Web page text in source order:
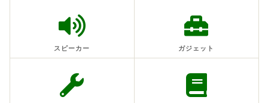
スピーカー ガジェット